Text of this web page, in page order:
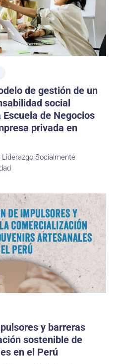
de gestión de un
social
de Negocios
privada en
Socialmente
y barreras
sostenible de
en el Perú